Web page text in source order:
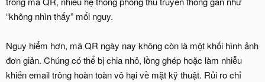
“không nhìn thấy” mối nguy.
Nguy hiểm hơn, mã QR ngày nay không còn là một khối hình ảnh
đơn giản. Chúng có thể bị chia nhỏ, lồng ghép hoặc làm nhiễu
khiến email trông hoàn toàn vô hại về mặt kỹ thuật. Rủi ro chỉ